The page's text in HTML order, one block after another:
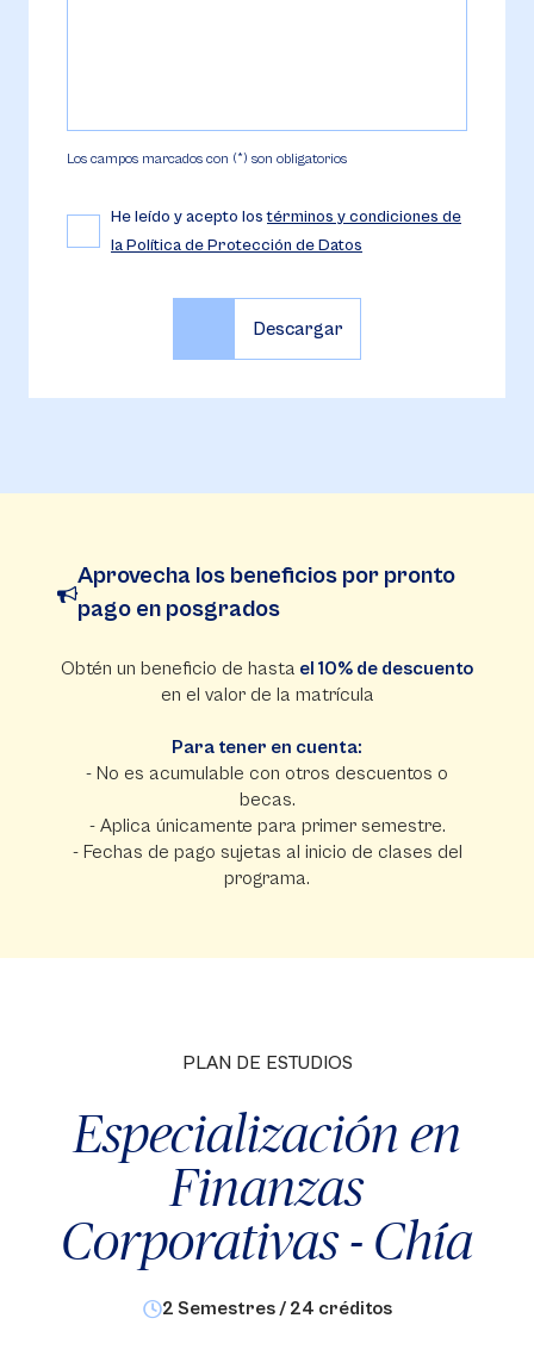
Los campos marcados con (*) son obligatorios
He leído y acepto lostérminos y condiciones de
la Política de Protección de Datos
Aprovecha los beneficios por pronto
pago en posgrados
Obtén un beneficio de hasta el 10% de descuento
en el valor de la matrícula
Para tener en cuenta:
- No es acumulable con otros descuentos o
becas.
- Aplica únicamente para primer semestre.
- Fechas de pago sujetas al inicio de clases del
programa.
PLAN DE ESTUDIOS
Especialización en
Finanzas
Corporativas - Chía
2 Semestres / 24 créditos